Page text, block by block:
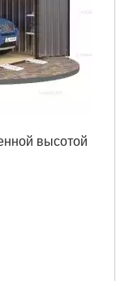
высотой